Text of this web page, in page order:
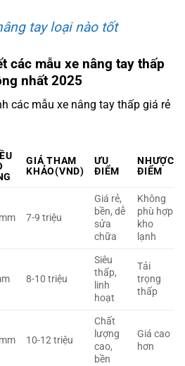
tay loại nào tốt
các mẫu xe nâng tay thấp
nhất 2025
các mẫu xe nâng tay thấp giá rẻ
GIÁ THAM
KHẢO(VND)
ƯU
ĐIỂM
NHƯỢC
ĐIỂM
7-9 triệu
Giá rẻ,
bền, dễ
sửa
chữa
Không
phù hợp
kho
lạnh
8-10 triệu
Siêu
thấp,
linh
hoạt
Tải
trọng
thấp
10-12 triệu
Chất
lượng
cao,
bền
Giá cao
hơn